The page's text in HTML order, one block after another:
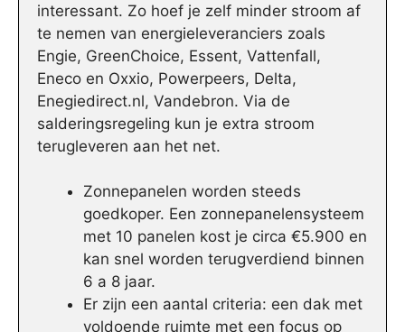
interessant. Zo hoef je zelf minder stroom af
te nemen van energieleveranciers zoals
Engie, GreenChoice, Essent, Vattenfall,
Eneco en Oxxio, Powerpeers, Delta,
Enegiedirect.nl, Vandebron. Via de
salderingsregeling kun je extra stroom
terugleveren aan het net.
Zonnepanelen worden steeds
goedkoper. Een zonnepanelensysteem
met 10 panelen kost je circa €5.900 en
kan snel worden terugverdiend binnen
6 a 8 jaar.
Er zijn een aantal criteria: een dak met
voldoende ruimte met een focus op